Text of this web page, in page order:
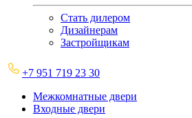
Стать дилером
Дизайнерам
Застройщикам
+7 951 719 23 30
Межкомнатные двери
Входные двери